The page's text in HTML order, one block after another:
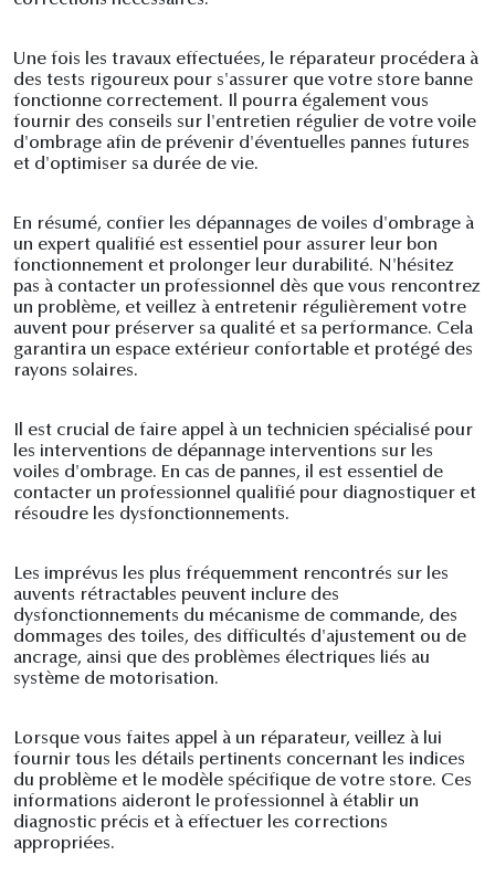
Une fois les travaux effectuées, le réparateur procédera à
des tests rigoureux pour s'assurer que votre store banne
fonctionne correctement. Il pourra également vous
fournir des conseils sur l'entretien régulier de votre voile
d'ombrage afin de prévenir d'éventuelles pannes futures
et d'optimiser sa durée de vie.
En résumé, confier les dépannages de voiles d'ombrage à
un expert qualifié est essentiel pour assurer leur bon
fonctionnement et prolonger leur durabilité. N'hésitez
pas à contacter un professionnel dès que vous rencontrez
un problème, et veillez à entretenir régulièrement votre
auvent pour préserver sa qualité et sa performance. Cela
garantira un espace extérieur confortable et protégé des
rayons solaires.
Il est crucial de faire appel à un technicien spécialisé pour
les interventions de dépannage interventions sur les
voiles d'ombrage. En cas de pannes, il est essentiel de
contacter un professionnel qualifié pour diagnostiquer et
résoudre les dysfonctionnements.
Les imprévus les plus fréquemment rencontrés sur les
auvents rétractables peuvent inclure des
dysfonctionnements du mécanisme de commande, des
dommages des toiles, des difficultés d'ajustement ou de
ancrage, ainsi que des problèmes électriques liés au
système de motorisation.
Lorsque vous faites appel à un réparateur, veillez à lui
fournir tous les détails pertinents concernant les indices
du problème et le modèle spécifique de votre store. Ces
informations aideront le professionnel à établir un
diagnostic précis et à effectuer les corrections
appropriées.